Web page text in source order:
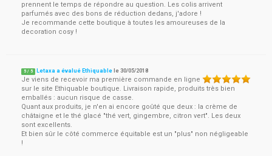
prennent le temps de répondre au question. Les colis arrivent
parfumés avec des bons de réduction dedans, j'adore !
Je recommande cette boutique à toutes les amoureuses de la
decoration cosy !
5 / 5 Letaxa a évalué Ethiquable le30/05/2018
Je viens de recevoir ma première commande en ligne
sur le site Ethiquable boutique. Livraison rapide, produits très bien
emballés : aucun risque de casse.
Quant aux produits, je n'en ai encore goûté que deux : la crème de
châtaigne et le thé glacé "thé vert, gingembre, citron vert". Les deux
sont excellents.
Et bien sûr le côté commerce équitable est un "plus" non négligeable
!